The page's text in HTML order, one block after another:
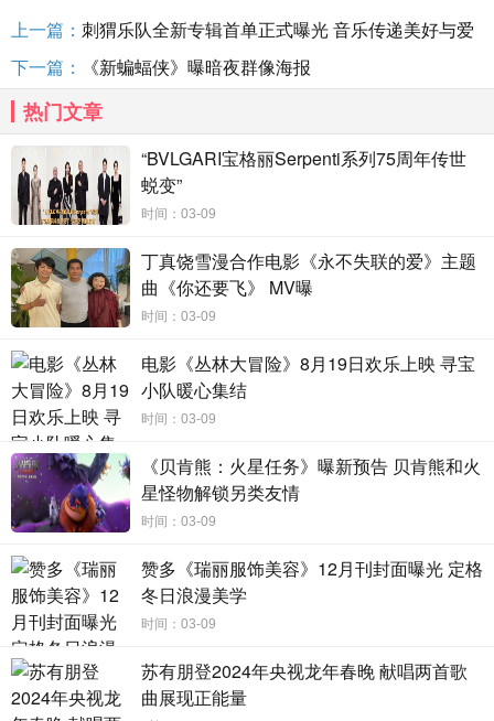
日播出。
由孙政、谢俊峰、黄暄婷主演的电视剧《寄生》围绕着
兄弟两人展开，哥哥从小要靠弟弟来“续命”，而坚持向善的弟
弟在得知真相后会决定复仇吗？故事题材较为大胆，引发观
2022年新传媒集团将会与CATCHPLAY、百聿数码创意
合作制作电视剧《良辰吉时》，本剧由国际知名导演侯孝贤
担任总监制，是一部最奇幻写实、幽默讽刺的电视剧，充满
了神秘感。新艺经纪艺人陈丽贞和陈罗密欧也获邀与金马奖
影帝李康生、影后张艾嘉、谢欣颖、杨祐宁、姚以缇、段钧
豪、薛仕凌、黄仲崑、周采诗、吴大维等众多演技派演员携
手出演，该剧预计3月将于CATCHPLAY、HBO同步播出。
由众多老戏骨出演的电视剧《亲家、冤家做头家》讲述
了一群不服老的老年人“活到老，学到老”再创业的故事，堪称
上一篇： 刺猬乐队全新专辑首单正式曝光 音乐传递美好与爱
下一篇：
《新蝙蝠侠》曝暗夜群像海报
热门文章
“BVLGARI宝格丽Serpenti系列75周年传世
蜕变”
时间：03-09
丁真饶雪漫合作电影《永不失联的爱》主题
曲《你还要飞》 MV曝
时间：03-09
电影《丛林大冒险》8月19日欢乐上映 寻宝
小队暖心集结
时间：03-09
《贝肯熊：火星任务》曝新预告 贝肯熊和火
星怪物解锁另类友情
时间：03-09
赞多《瑞丽服饰美容》12月刊封面曝光 定格
冬日浪漫美学
时间：03-09
苏有朋登2024年央视龙年春晚 献唱两首歌
曲展现正能量